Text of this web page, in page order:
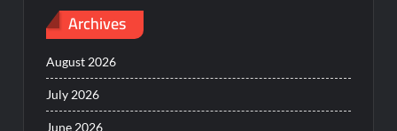
Archives
August 2026
July 2026
June 2026